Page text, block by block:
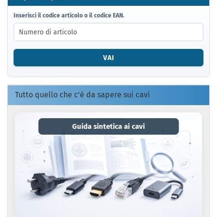
INSERISCI
IL
CODICE
ARTICOLO
O
CODICE
EAN.
Inserisci il codice articolo o il codice EAN.
VAI
Tutto quello che c'è da sapere sui cavi
Guida sintetica ai cavi